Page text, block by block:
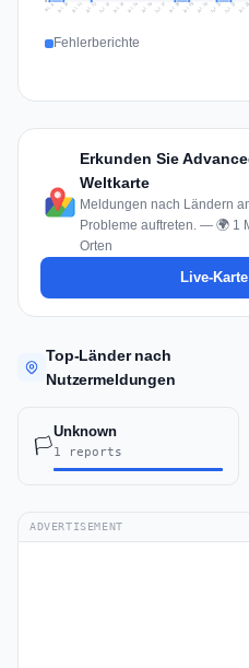
Jul 9 Jul 10 Jul 11 Jul 12 Jul 13 Jul 14 Jul 15 Jul 16 Jul 17 Jul 18 Jul 19 Jul 20 Jul 21 Jul 22 Jul 23
Fehlerberichte
Erkunden Sie
Weltkarte
Meldungen nach Ländern
Probleme auftreten. — 🌍 1
Orten
Live-
Top-Länder nach
Nutzermeldungen
🏳️
Unknown
1 reports
ADVERTISEMENT